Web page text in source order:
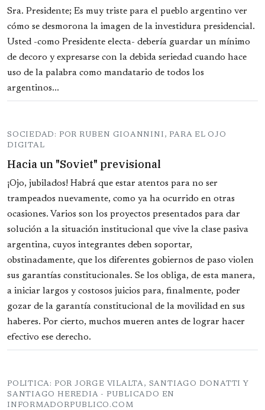
Sra. Presidente; Es muy triste para el pueblo argentino ver
cómo se desmorona la imagen de la investidura presidencial.
Usted -como Presidente electa- debería guardar un mínimo
de decoro y expresarse con la debida seriedad cuando hace
uso de la palabra como mandatario de todos los
argentinos...
SOCIEDAD: POR RUBEN GIOANNINI, PARA EL OJO
DIGITAL
Hacia un "Soviet" previsional
¡Ojo, jubilados! Habrá que estar atentos para no ser
trampeados nuevamente, como ya ha ocurrido en otras
ocasiones. Varios son los proyectos presentados para dar
solución a la situación institucional que vive la clase pasiva
argentina, cuyos integrantes deben soportar,
obstinadamente, que los diferentes gobiernos de paso violen
sus garantías constitucionales. Se los obliga, de esta manera,
a iniciar largos y costosos juicios para, finalmente, poder
gozar de la garantía constitucional de la movilidad en sus
haberes. Por cierto, muchos mueren antes de lograr hacer
efectivo ese derecho.
POLITICA: POR JORGE VILALTA, SANTIAGO DONATTI Y
SANTIAGO HEREDIA - PUBLICADO EN
INFORMADORPUBLICO.COM